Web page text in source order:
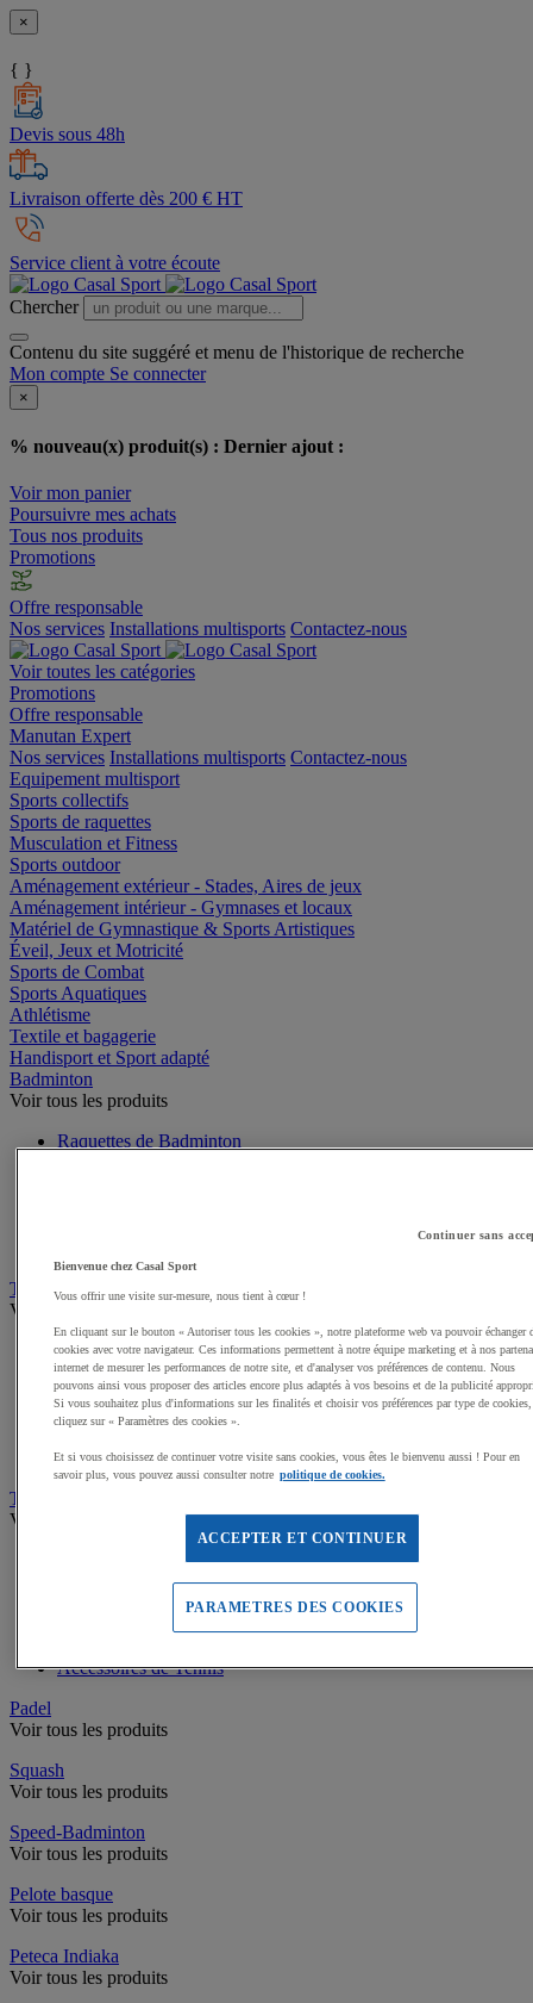
×
{ }
Devis sous 48h
Livraison offerte dès 200 € HT
Service client à votre écoute
Chercher
Contenu du site suggéré et menu de l'historique de recherche
Mon compte Se connecter
×
% nouveau(x) produit(s) : Dernier ajout :
Voir mon panier
Poursuivre mes achats
Tous nos produits
Promotions
Offre responsable
Nos services Installations multisports Contactez-nous
Voir toutes les catégories
Promotions
Offre responsable
Manutan Expert
Nos services Installations multisports Contactez-nous
Equipement multisport
Sports collectifs
Sports de raquettes
Musculation et Fitness
Sports outdoor
Aménagement extérieur - Stades, Aires de jeux
Aménagement intérieur - Gymnases et locaux
Matériel de Gymnastique & Sports Artistiques
Éveil, Jeux et Motricité
Sports de Combat
Sports Aquatiques
Athlétisme
Textile et bagagerie
Handisport et Sport adapté
Badminton
Voir tous les produits
Raquettes de Badminton
Tennis de table
Voir tous les produits
Raquettes de Tennis de table
Balles Tennis de table
Tables de Tennis de table
Filets, Poteaux Tennis de table
Accessoires Tennis de table
Tennis
Voir tous les produits
Raquette de Tennis
Balles de Tennis
Accessoires de Tennis
Padel
Voir tous les produits
Squash
Voir tous les produits
Speed-Badminton
Voir tous les produits
Pelote basque
Voir tous les produits
Peteca Indiaka
Voir tous les produits
Continuer sans
Bienvenue chez Casal Sport
Vous offrir une visite sur-mesure, nous tient à cœur !
En cliquant sur le bouton « Autoriser tous les cookies », notre plateforme web va pouvoir échanger
cookies avec votre navigateur. Ces informations permettent à notre équipe marketing et à nos
internet de mesurer les performances de notre site, et d'analyser vos préférences de contenu. Nous
pouvons ainsi vous proposer des articles encore plus adaptés à vos besoins et de la publicité
Si vous souhaitez plus d'informations sur les finalités et choisir vos préférences par type de cookies,
cliquez sur « Paramètres des cookies ».
Et si vous choisissez de continuer votre visite sans cookies, vous êtes le bienvenu aussi ! Pour en
savoir plus, vous pouvez aussi consulter notre politique de cookies.
ACCEPTER ET CONTINUER
PARAMETRES DES COOKIES